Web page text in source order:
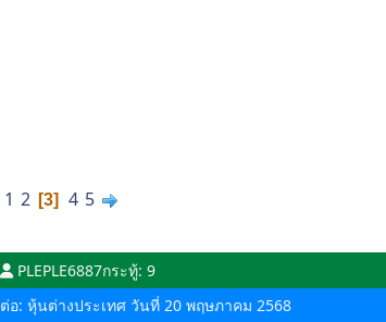
1 2 3 4 5
PLEPLE6887กระทู้: 9
ต่อ: หุ้นต่างประเทศ วันที่ 20 พฤษภาคม 2568